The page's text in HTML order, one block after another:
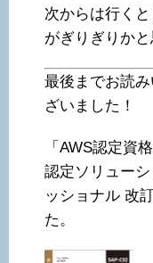
次からは行く
がぎりぎりかと
最後までお読
ざいました！
「AWS認定資
認定ソリュー
ッショナル 改
た。